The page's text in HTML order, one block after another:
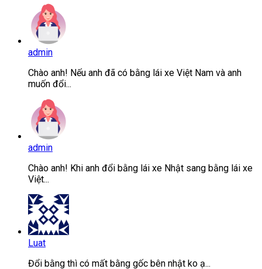
admin
Chào anh! Nếu anh đã có bằng lái xe Việt Nam và anh
muốn đổi...
admin
Chào anh! Khi anh đổi bằng lái xe Nhật sang bằng lái xe
Việt...
Luat
Đổi bằng thì có mất bằng gốc bên nhật ko ạ...